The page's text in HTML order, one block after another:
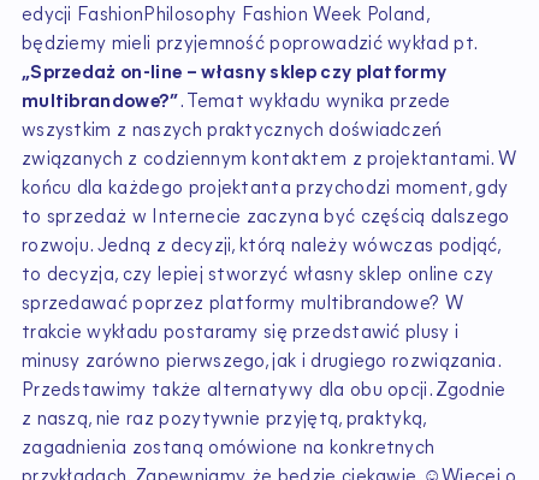
edycji FashionPhilosophy Fashion Week Poland,
będziemy mieli przyjemność poprowadzić wykład pt.
„Sprzedaż on-line – własny sklep czy platformy
multibrandowe?”. Temat wykładu wynika przede
wszystkim z naszych praktycznych doświadczeń
związanych z codziennym kontaktem z projektantami. W
końcu dla każdego projektanta przychodzi moment, gdy
to sprzedaż w Internecie zaczyna być częścią dalszego
rozwoju. Jedną z decyzji, którą należy wówczas podjąć,
to decyzja, czy lepiej stworzyć własny sklep online czy
sprzedawać poprzez platformy multibrandowe? W
trakcie wykładu postaramy się przedstawić plusy i
minusy zarówno pierwszego, jak i drugiego rozwiązania.
Przedstawimy także alternatywy dla obu opcji. Zgodnie
z naszą, nie raz pozytywnie przyjętą, praktyką,
zagadnienia zostaną omówione na konkretnych